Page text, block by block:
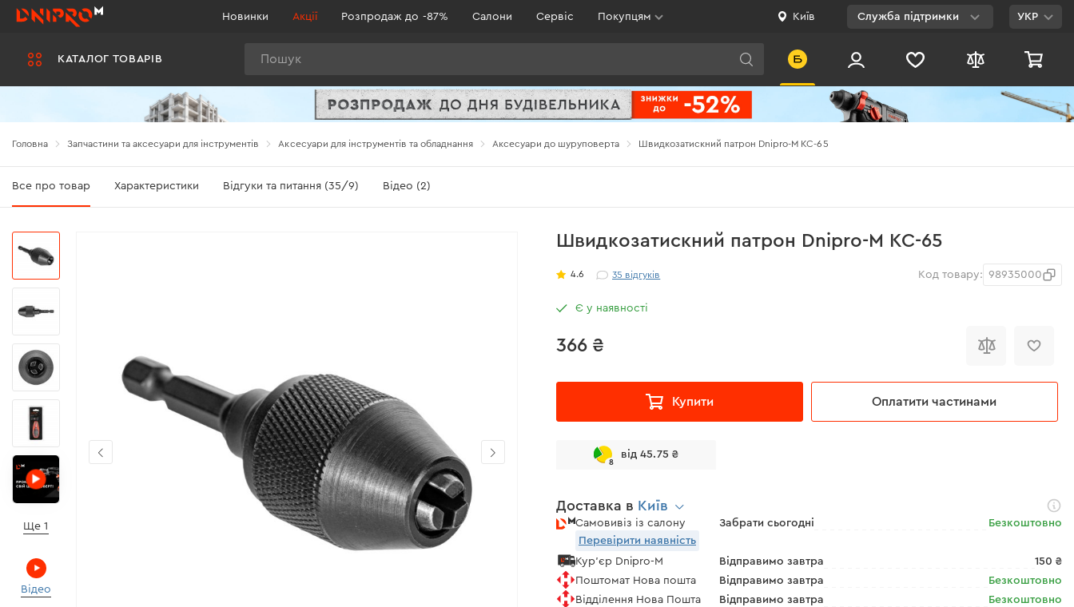
КАТАЛОГ ТОВАРІВ
Новинки Акції Розпродаж до -87% Салони Сервіс Покупцям Київ Служба підтримки
Viber
0 800 200 500
УКР
Головна Запчастини та аксесуари для інструментів Аксесуари для інструментів та обладнання Аксесуари до шуруповерта Швидкозатискний патрон Dnipro-M KC-65
Все про товар Характеристики Відгуки та питання (35/9) Відео (2)
Швидкозатискний патрон Dnipro-M KC-65
4.6 35 відгуків Код товару: 98935000
Є у наявності
366 ₴
Купити Оплатити частинами
8
від 45.75 ₴
Доставка в Київ
Самовивіз із салону Забрати сьогодні
Безкоштовно
Перевірити наявність
Кур'єр Dnipro-M
Відправимо завтра
150 ₴
Поштомат Нова пошта
Відправимо завтра
Безкоштовно
Відділення Нова Пошта
Відправимо завтра
Безкоштовно
Ще 1
Відео